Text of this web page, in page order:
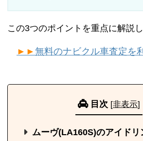
この3つのポイントを重点に解説し
►►無料のナビクル車査定を
目次 [非表示]
ムーヴ(LA160S)のアイドリ